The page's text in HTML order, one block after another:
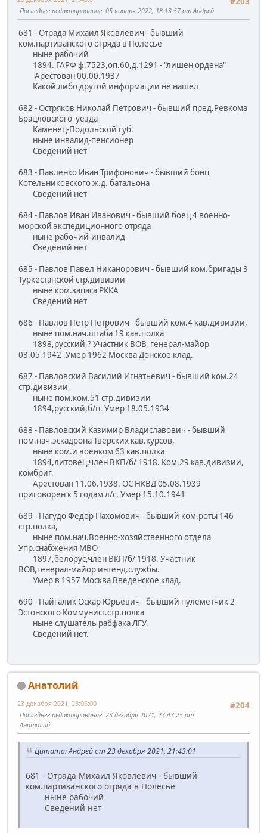
Последнее редактирование: 05 января 2022, 18:13:57 от Андрей
681 - Отрада Михаил Яковлевич - бывший
ком.партизанского отряда в Полесье
ныне рабочий
1894. ГАРФ ф.7523,оп.60,д.1291 - "лишен ордена"
Арестован 00.00.1937
Какой либо другой информации не нашел
682 - Остряков Николай Петрович - бывший пред.Ревкома
Брацловского уезда
Каменец-Подольской губ.
ныне инвалид-пенсионер
Сведений нет
683 - Павленко Иван Трифонович - бывший бонц
Котельниковского ж.д. батальона
Сведений нет
684 - Павлов Иван Иванович - бывший боец 4 военно-
морской экспедиционного отряда
ныне рабочий-инвалид
Сведений нет
685 - Павлов Павел Никанорович - бывший ком.бригады 3
Туркестанской стр.дивизии
ныне ком.запаса РККА
Сведений нет
686 - Павлов Петр Петрович - бывший ком.4 кав.дивизии,
ныне пом.нач.штаба 19 кав.полка
1898,русский,? Участник ВОВ, генерал-майор
03.05.1942 .Умер 1962 Москва Донское клад.
687 - Павловский Василий Игнатьевич - бывший ком.24
стр.дивизии,
ныне пом.ком.51 стр.дивизии
1894,русский,б/п. Умер 18.05.1934
688 - Павловский Казимир Владиславович - бывший
пом.нач.эскадрона Тверских кав.курсов,
ныне ком.и военком 63 кав.полка
1894,литовец,член ВКП/б/ 1918. Ком.29 кав.дивизии,
комбриг.
Арестован 11.06.1938. ОС НКВД 05.08.1939
приговорен к 5 годам л/с. Умер 15.10.1941
689 - Пагудо Федор Пахомович - бывший ком.роты 146
стр.полка,
ныне пом.нач.Военно-хозяйственного отдела
Упр.снабжения МВО
1897,белорус,член ВКП/б/ 1918. Участник
ВОВ,генерал-майор интенд.службы.
Умер в 1957 Москва Введенское клад.
690 - Пайгалик Оскар Юрьевич - бывший пулеметчик 2
Эстонского Коммунист.стр.полка
ныне слушатель рабфака ЛГУ.
Сведений нет.
Анатолий
#204
23 декабря 2021, 23:06:00
Последнее редактирование: 23 декабря 2021, 23:43:25 от
Анатолий
Цитата: Андрей от 23 декабря 2021, 21:43:01
681 - Отрада Михаил Яковлевич - бывший
ком.партизанского отряда в Полесье
ныне рабочий
Сведений нет